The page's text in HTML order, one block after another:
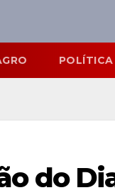
POLÍTICA
do